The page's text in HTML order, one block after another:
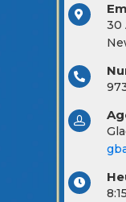
30